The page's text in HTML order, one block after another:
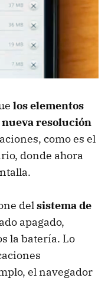
los elementos
resolución
como es el
donde ahora
delsistema de
apagado,
la batería. Lo
el navegador